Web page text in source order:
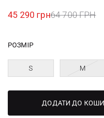
45 290 грн64 700 ГРН
РОЗМІР
S M
ДОДАТИ ДО